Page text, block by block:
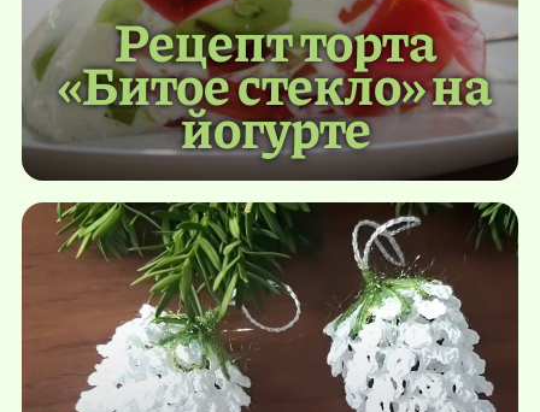
Рецепт торта
«Битое стекло» на
йогурте